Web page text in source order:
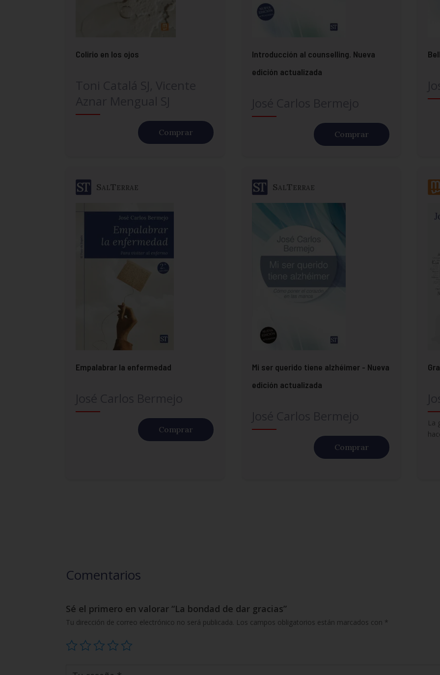
Colirio en los ojos
Comprar
Introducción al counselling. Nueva
edición actualizada
Comprar
SalTerrae
Empalabrar la enfermedad
Comprar
SalTerrae
Mi ser querido tiene alzhéimer - Nueva
edición actualizada
Comprar
La
Comentarios
Sé el primero en valorar “La bondad de dar gracias”
Tu dirección de correo electrónico no será publicada. Los campos obligatorios están marcados con *